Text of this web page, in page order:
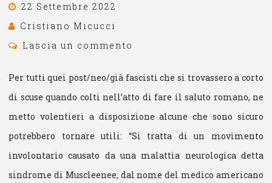
22 Settembre 2022
Cristiano Micucci
Lascia un commento
Per tutti quei post/neo/già fascisti che si trovassero a corto
di scuse quando colti nell’atto di fare il saluto romano, ne
metto volentieri a disposizione alcune che sono sicuro
potrebbero tornare utili: “Si tratta di un movimento
involontario causato da una malattia neurologica detta
sindrome di Muscleenee, dal nome del medico americano